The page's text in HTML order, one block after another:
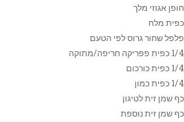
חופן אגוזי מלך
כפית מלח
פלפל שחור גרוס לפי הטעם
1/4 כפית פפריקה חריפה/מתוקה
1/4 כפית כורכום
1/4 כפית כמון
כף שמן זית לטיגון
כף שמן זית נוספת